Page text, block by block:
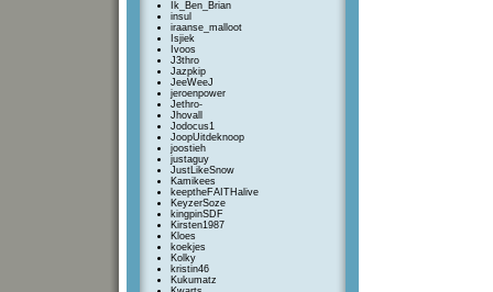
Ik_Ben_Brian
insul
iraanse_malloot
Isjiek
Ivoos
J3thro
Jazpkip
JeeWeeJ
jeroenpower
Jethro-
Jhovall
Jodocus1
JoopUitdeknoop
joostieh
justaguy
JustLikeSnow
Kamikees
keeptheFAITHalive
KeyzerSoze
kingpinSDF
Kirsten1987
Kloes
koekjes
Kolky
kristin46
Kukumatz